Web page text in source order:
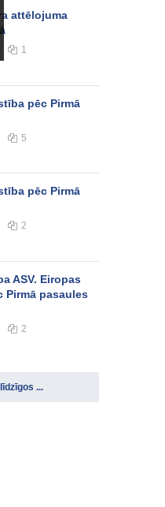
attēlojuma
1
pēc Pirmā
5
pēc Pirmā
2
ASV. Eiropas
Pirmā pasaules
2
...